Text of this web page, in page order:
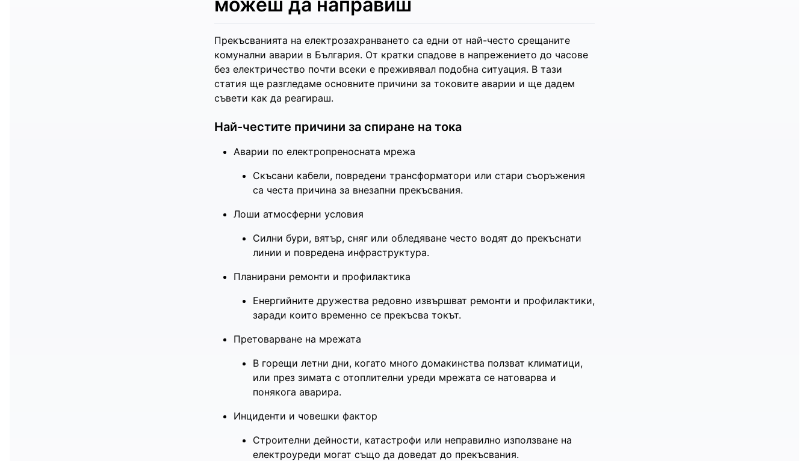
Прекъсванията на електрозахранването са едни от най-често срещаните
комунални аварии в България. От кратки спадове в напрежението до часове
без електричество почти всеки е преживявал подобна ситуация. В тази
статия ще разгледаме основните причини за токовите аварии и ще дадем
съвети как да реагираш.
Най-честите причини за спиране на тока
Аварии по електропреносната мрежа
Скъсани кабели, повредени трансформатори или стари съоръжения
са честа причина за внезапни прекъсвания.
Лоши атмосферни условия
Силни бури, вятър, сняг или обледяване често водят до прекъснати
линии и повредена инфраструктура.
Планирани ремонти и профилактика
Енергийните дружества редовно извършват ремонти и профилактики,
заради които временно се прекъсва токът.
Претоварване на мрежата
В горещи летни дни, когато много домакинства ползват климатици,
или през зимата с отоплителни уреди мрежата се натоварва и
понякога аварира.
Инциденти и човешки фактор
Строителни дейности, катастрофи или неправилно използване на
електроуреди могат също да доведат до прекъсвания.